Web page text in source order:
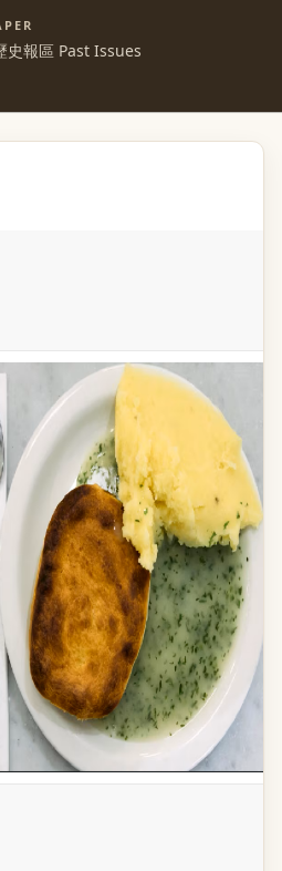
史報區 Past Issues